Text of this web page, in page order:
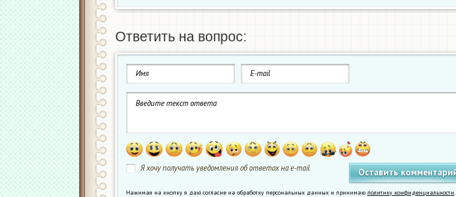
Ответить на вопрос:
Я хочу получать уведомления об ответах на e-mail
Нажимая на кнопку я даю согласие на обработку персональных данных и принимаю политику конфиденциальности.